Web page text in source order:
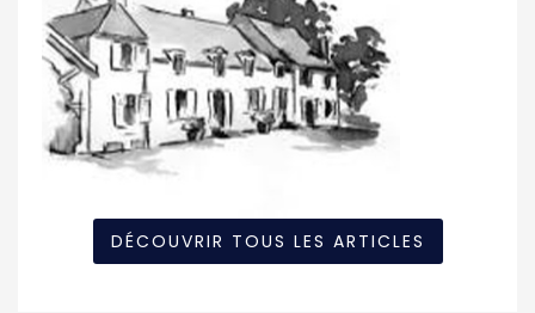
DÉCOUVRIR TOUS LES ARTICLES